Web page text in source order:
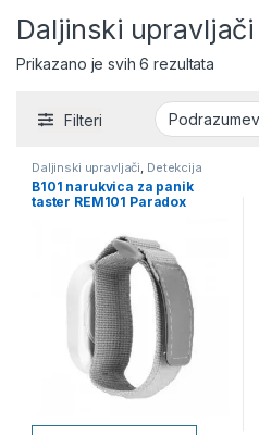
Daljinski upravljači
Prikazano je svih 6 rezultata
Filteri
Daljinski upravljači Detekcija
provale - Alarmni sistemi ,Panik
SOS tasteri
B101 narukvica za panik
taster REM101 Paradox